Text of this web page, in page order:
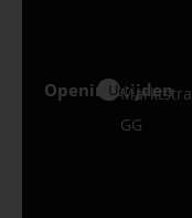
Openingstijden
Uden
GG